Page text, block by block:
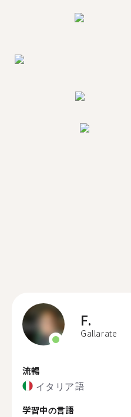
F.
Gallarate
流暢
イタリア語
学習中の言語